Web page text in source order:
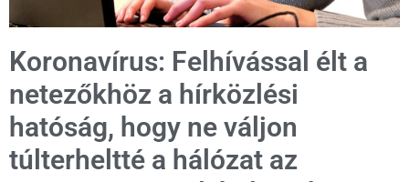
Koronavírus: Felhívással élt a
netezőkhöz a hírközlési
hatóság, hogy ne váljon
túlterheltté a hálózat az